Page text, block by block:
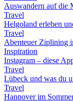
Auswandern auf die
Travel
Helgoland erleben
Travel
Abenteuer Ziplining
Inspiration
Instagram – diese
Travel
Lübeck und was du
Travel
Hannover im